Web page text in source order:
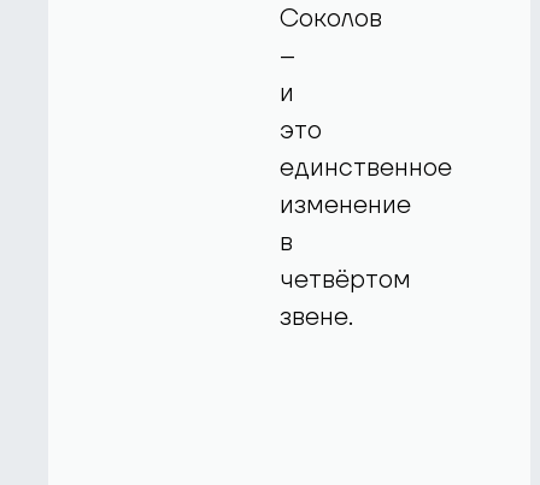
Соколов
–
и
это
единственное
изменение
в
четвёртом
звене.